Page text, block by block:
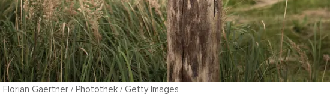
Florian Gaertner / Photothek / Getty Images